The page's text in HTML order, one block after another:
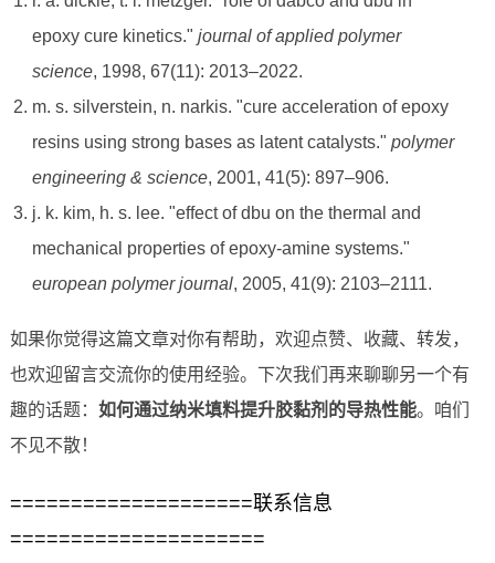
epoxy cure kinetics." journal of applied polymer
science, 1998, 67(11): 2013–2022.
m. s. silverstein, n. narkis. "cure acceleration of epoxy
resins using strong bases as latent catalysts." polymer
engineering & science, 2001, 41(5): 897–906.
j. k. kim, h. s. lee. "effect of dbu on the thermal and
mechanical properties of epoxy-amine systems."
european polymer journal, 2005, 41(9): 2103–2111.
如果你觉得这篇文章对你有帮助，欢迎点赞、收藏、转发，
也欢迎留言交流你的使用经验。下次我们再来聊聊另一个有
趣的话题： 如何通过纳米填料提升胶黏剂的导热性能。咱们
不见不散！
====================联系信息
=====================